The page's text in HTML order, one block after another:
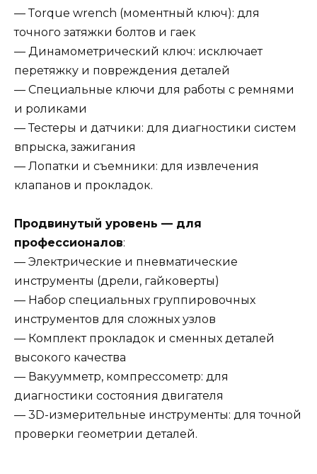
— Тorque wrench (моментный ключ): для
точного затяжки болтов и гаек
— Динамометрический ключ: исключает
перетяжку и повреждения деталей
— Специальные ключи для работы с ремнями
и роликами
— Тестеры и датчики: для диагностики систем
впрыска, зажигания
— Лопатки и съемники: для извлечения
клапанов и прокладок.
Продвинутый уровень — для
профессионалов:
— Электрические и пневматические
инструменты (дрели, гайковерты)
— Набор специальных группировочных
инструментов для сложных узлов
— Комплект прокладок и сменных деталей
высокого качества
— Вакуумметр, компрессометр: для
диагностики состояния двигателя
— 3D-измерительные инструменты: для точной
проверки геометрии деталей.